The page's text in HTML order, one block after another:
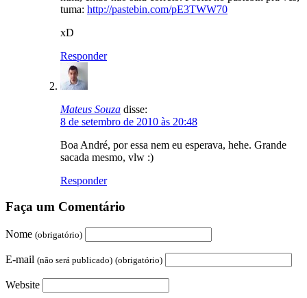
tuma: http://pastebin.com/pE3TWW70
xD
Responder
Mateus Souza disse:
8 de setembro de 2010 às 20:48
Boa André, por essa nem eu esperava, hehe. Grande
sacada mesmo, vlw :)
Responder
Faça um Comentário
Nome (obrigatório)
E-mail (não será publicado) (obrigatório)
Website